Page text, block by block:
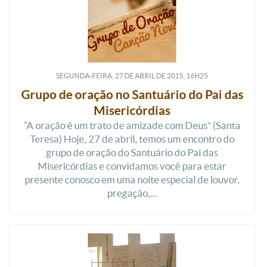
SEGUNDA-FEIRA, 27 DEABRIL DE 2015, 16H25
Grupo de oração no Santuário do Pai das
Misericórdias
“A oração é um trato de amizade com Deus” (Santa
Teresa) Hoje, 27 de abril, temos um encontro do
grupo de oração do Santuário do Pai das
Misericórdias e convidamos você para estar
presente conosco em uma noite especial de louvor,
pregação,...